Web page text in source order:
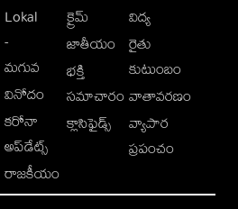
Lokal
-
మగువ
వినోదం
కరోనా
అప్‌డేట్స్
రాజకీయం
క్రైమ్
జాతీయం
భక్తి
సమాచారం
క్లాసిఫైడ్స్
విద్య
రైతు
కుటుంబం
వాతావరణం
వ్యాపార
ప్రపంచం